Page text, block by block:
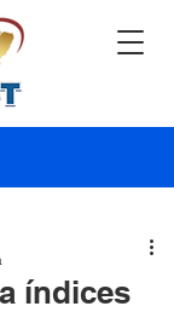
índices